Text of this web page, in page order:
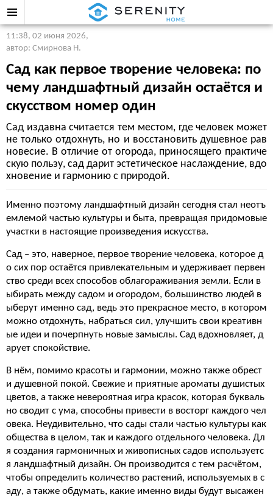
11:38, 02 июня 2026,
автор: Смирнова Н.
Сад как первое творение человека: по
чему ландшафтный дизайн остаётся и
скусством номер один
Сад издавна считается тем местом, где человек может
не только отдохнуть, но и восстановить душевное рав
новесие. В отличие от огорода, приносящего практиче
скую пользу, сад дарит эстетическое наслаждение, вдо
хновение и гармонию с природой.
Именно поэтому ландшафтный дизайн сегодня стал неотъ
емлемой частью культуры и быта, превращая придомовые
участки в настоящие произведения искусства.
Сад – это, наверное, первое творение человека, которое д
о сих пор остаётся привлекательным и удерживает первен
ство среди всех способов облагораживания земли. Если в
ыбирать между садом и огородом, большинство людей в
ыберут именно сад, ведь это прекрасное место, в котором
можно отдохнуть, набраться сил, улучшить свои креативн
ые идеи и почерпнуть новые замыслы. Сад вдохновляет, д
арует спокойствие.
В нём, помимо красоты и гармонии, можно также обрест
и душевной покой. Свежие и приятные ароматы душистых
цветов, а также невероятная игра красок, которая букваль
но сводит с ума, способны привести в восторг каждого чел
овека. Неудивительно, что сады стали частью культуры как
общества в целом, так и каждого отдельного человека. Дл
я создания гармоничных и живописных садов используетс
я ландшафтный дизайн. Он производится с тем расчётом,
чтобы определить количество растений, используемых в с
аду, а также обдумать, какие именно виды будут высажен